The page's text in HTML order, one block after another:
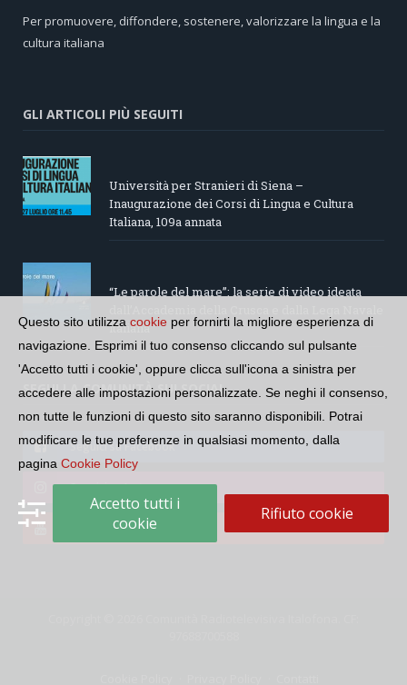
Per promuovere, diffondere, sostenere, valorizzare la lingua e la
cultura italiana
GLI ARTICOLI PIÙ SEGUITI
Università per Stranieri di Siena –
Inaugurazione dei Corsi di Lingua e Cultura
Italiana, 109a annata
“Le parole del mare”: la serie di video ideata
italiana
SEGUI LA COMUNITÀ SUI SOCIAL
Seguici su Facebook
Seguici su Instagram
Seguici su YouTube
Questo sito utilizza cookie per fornirti la migliore esperienza di
navigazione. Esprimi il tuo consenso cliccando sul pulsante
'Accetto tutti i cookie', oppure clicca sull'icona a sinistra per
accedere alle impostazioni personalizzate. Se neghi il consenso,
non tutte le funzioni di questo sito saranno disponibili. Potrai
modificare le tue preferenze in qualsiasi momento, dalla
pagina Cookie Policy
Accetto tutti i
cookie
Rifiuto cookie